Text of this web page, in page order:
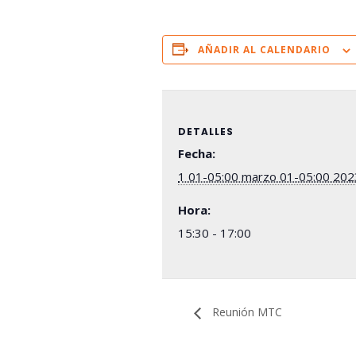
AÑADIR AL CALENDARIO
DETALLES
Fecha:
1 01-05:00 marzo 01-05:00
Hora:
15:30 - 17:00
Reunión MTC